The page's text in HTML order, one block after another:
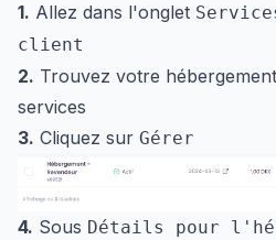
1. Allez dans l'onglet
client
2. Trouvez votre
services
3. Cliquez sur Gérer
4. Sous Détails pour